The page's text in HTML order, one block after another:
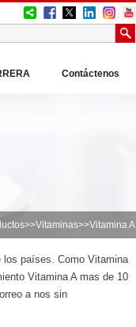
Contáctenos
>>Vitaminas>>Vitamina A
los países. Como Vitamina
Vitamina A mas de 10
a nos sin